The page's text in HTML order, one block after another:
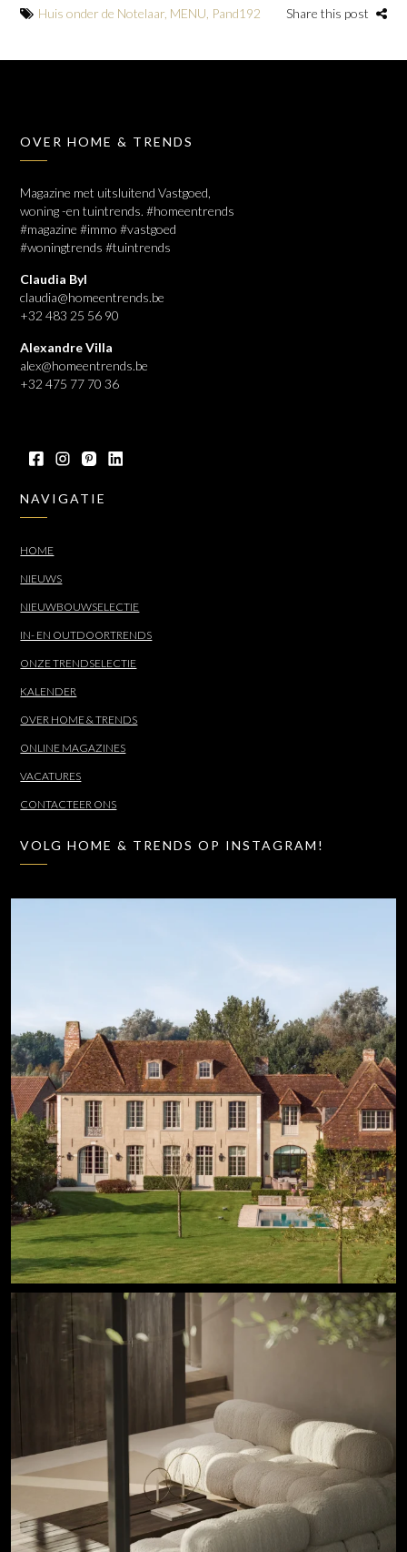
Huis onder de Notelaar MENU Pand192 Share this post
OVER HOME & TRENDS
Magazine met uitsluitend Vastgoed,
woning -en tuintrends. #homeentrends
#magazine #immo #vastgoed
#woningtrends #tuintrends
Claudia Byl
claudia@homeentrends.be
+32 483 25 56 90
Alexandre Villa
alex@homeentrends.be
+32 475 77 70 36
NAVIGATIE
HOME
NIEUWS
NIEUWBOUWSELECTIE
IN- EN OUTDOORTRENDS
ONZE TRENDSELECTIE
KALENDER
OVER HOME & TRENDS
ONLINE MAGAZINES
VACATURES
CONTACTEER ONS
VOLG HOME & TRENDS OP INSTAGRAM!